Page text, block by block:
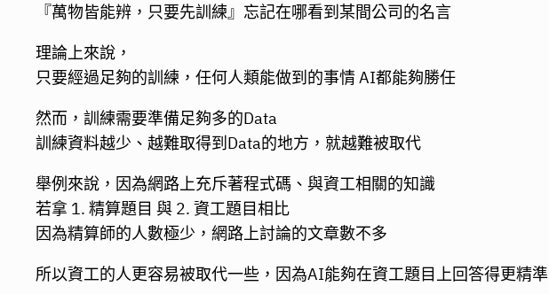
『萬物皆能辨，只要先訓練』忘記在哪看到某間公司的名言
理論上來說，
只要經過足夠的訓練，任何人類能做到的事情 AI都能夠勝任
然而，訓練需要準備足夠多的Data
訓練資料越少、越難取得到Data的地方，就越難被取代
舉例來說，因為網路上充斥著程式碼、與資工相關的知識
若拿 1. 精算題目 與 2. 資工題目相比
因為精算師的人數極少，網路上討論的文章數不多
所以資工的人更容易被取代一些，因為AI能夠在資工題目上回答得更精準